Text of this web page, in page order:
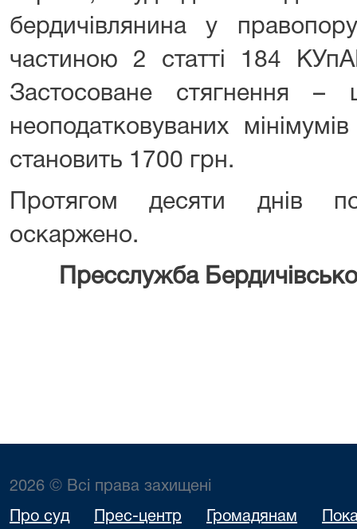
бердичівлянина у
частиною 2 статті 184
Застосоване стягнення
неоподатковуваних
становить 1700 грн.
Протягом десяти днів
оскаржено.
Пресслужба
2026 © Всі права захищені
Про суд Прес-центр Громадянам